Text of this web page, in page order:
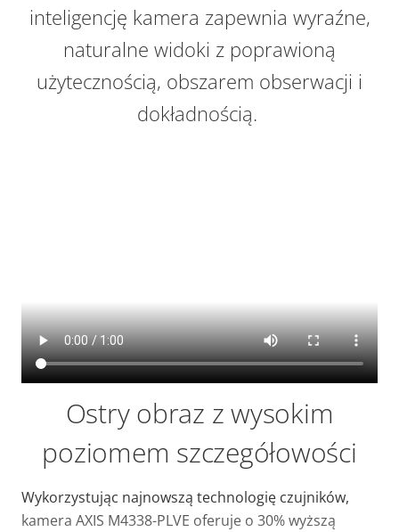
inteligencję kamera zapewnia wyraźne,
naturalne widoki z poprawioną
użytecznością, obszarem obserwacji i
dokładnością.
Ostry obraz z wysokim
poziomem szczegółowości
Wykorzystując najnowszą technologię czujników,
kamera AXIS M4338-PLVE oferuje o 30% wyższą